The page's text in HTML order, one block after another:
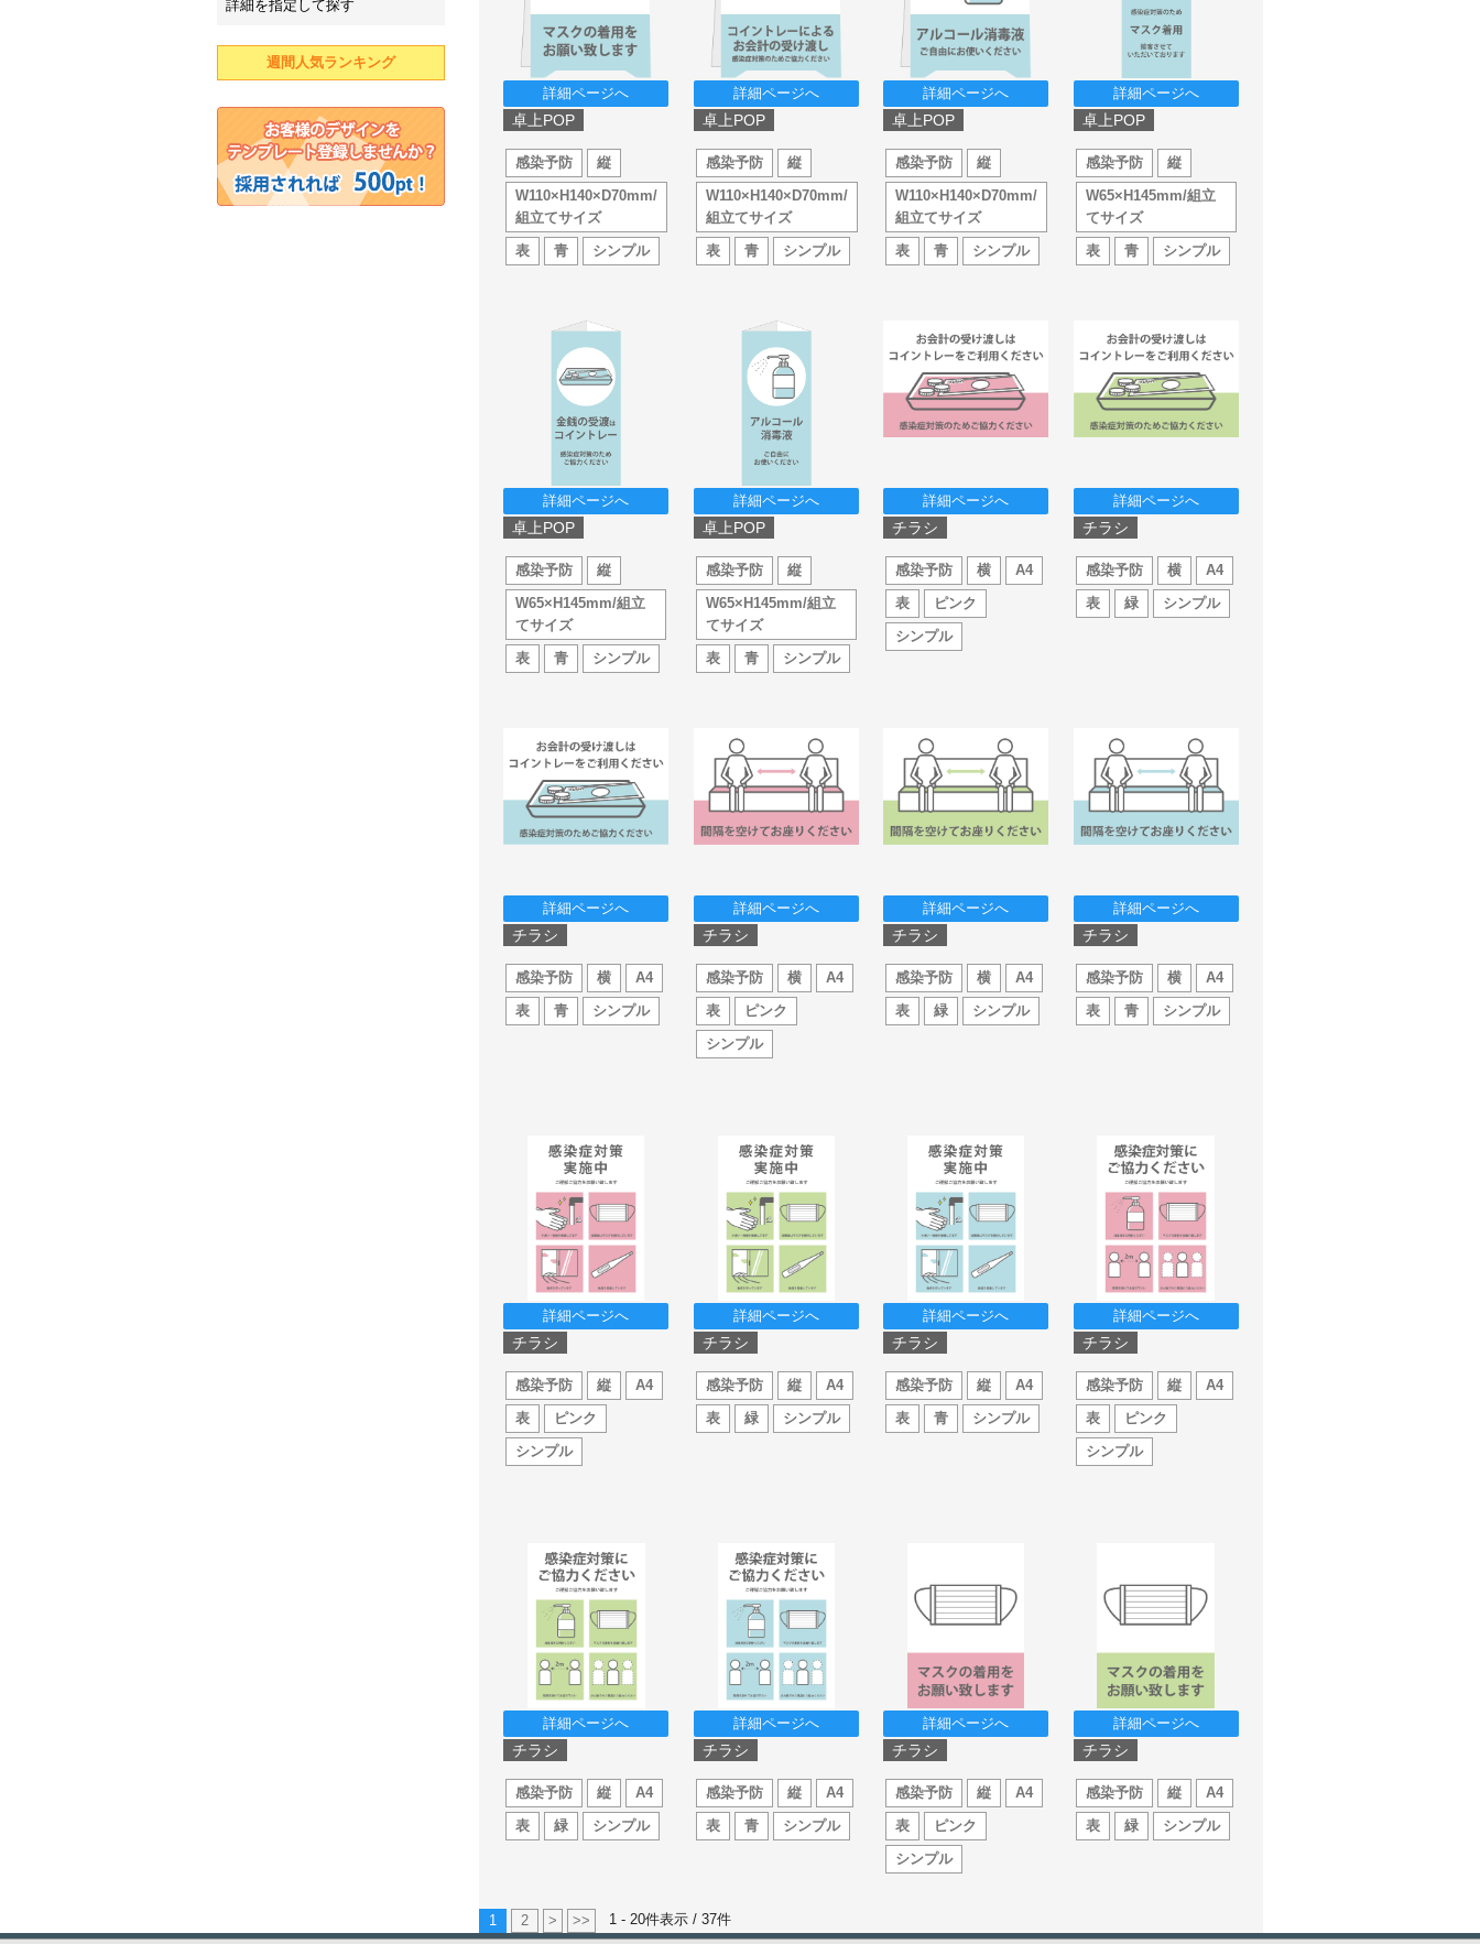
詳細を指定して探す
週間人気ランキング
詳細ページへ
卓上POP
感染予防
縦
W110×H140×D70mm/
組立てサイズ
表
青 シンプル
詳細ページへ
卓上POP
感染予防
縦
W110×H140×D70mm/
組立てサイズ
表
青 シンプル
詳細ページへ
卓上POP
感染予防
縦
W110×H140×D70mm/
組立てサイズ
表
青 シンプル
詳細ページへ
卓上POP
感染予防
縦
W65×H145mm/組立
てサイズ
表
青 シンプル
詳細ページへ
卓上POP
感染予防
縦
W65×H145mm/組立
てサイズ
表
青 シンプル
詳細ページへ
卓上POP
感染予防
縦
W65×H145mm/組立
てサイズ
表
青 シンプル
詳細ページへ
チラシ
感染予防 横
A4
表
ピンク
シンプル
詳細ページへ
チラシ
感染予防 横
A4
表
緑 シンプル
詳細ページへ
チラシ
感染予防 横
A4
表
青 シンプル
詳細ページへ
チラシ
感染予防 横
A4
表
ピンク
シンプル
詳細ページへ
チラシ
感染予防 横
A4
表
緑 シンプル
詳細ページへ
チラシ
感染予防 横
A4
表
青 シンプル
詳細ページへ
チラシ
感染予防 縦
A4
表
ピンク
シンプル
詳細ページへ
チラシ
感染予防 縦
A4
表
緑 シンプル
詳細ページへ
チラシ
感染予防 縦
A4
表
青 シンプル
詳細ページへ
チラシ
感染予防 縦
A4
表
ピンク
シンプル
詳細ページへ
チラシ
感染予防 縦
A4
表
緑 シンプル
詳細ページへ
チラシ
感染予防 縦
A4
表
青 シンプル
詳細ページへ
チラシ
感染予防 縦
A4
表
ピンク
シンプル
詳細ページへ
チラシ
感染予防 縦
A4
表
緑 シンプル
1 2 > >> 1 - 20件表示 / 37件